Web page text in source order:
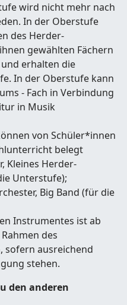
wird nicht mehr nach
In der Oberstufe
des Herder-
gewählten Fächern
erhalten die
In der Oberstufe kann
- Fach in Verbindung
in Musik
von Schüler*innen
belegt
Kleines Herder-
Unterstufe);
Big Band (für die
Instrumentes ist ab
des
sofern ausreichend
stehen.
den anderen